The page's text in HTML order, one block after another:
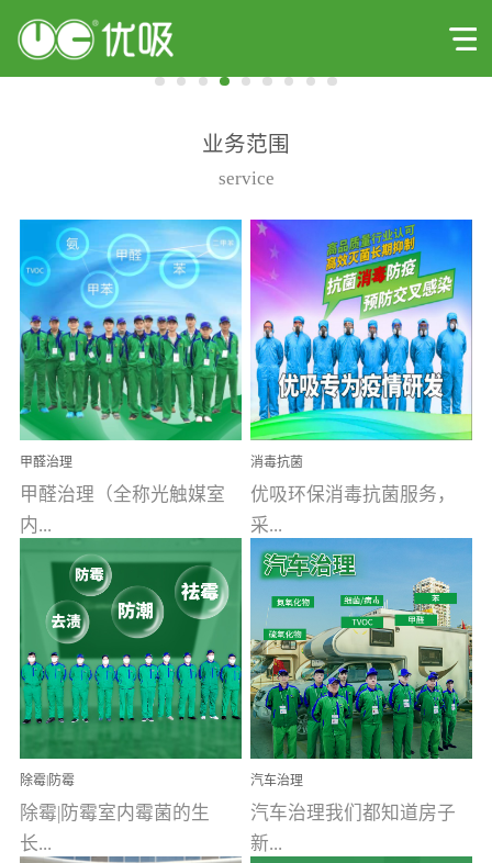
业务范围
service
甲醛治理
甲醛治理（全称光触媒室
内...
空气污染净化治理）工业
文明的进步，创造了多姿
多彩的家居产品和生活情
调，但也带来了以甲醛为
首的室内...
消毒抗菌
优吸环保消毒抗菌服务，
采...
用行业公认奥维牌消毒
液，具备杀死人体冠状病
毒的功效，杀菌率
99.99%。相对于传统消毒
液来说，无...
除霉|防霉
除霉|防霉室内霉菌的生
长...
汽车治理
汽车治理我们都知道房子
新...